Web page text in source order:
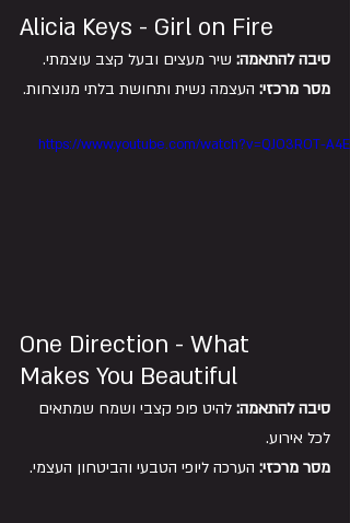
Alicia Keys - Girl on Fire
סיבה להתאמה: שיר מעצים ובעל קצב עוצמתי.
מסר מרכזי: העצמה נשית ותחושת בלתי מנוצחות.
https://www.youtube.com/watch?v=QJO3ROT-A4E
One Direction - What
Makes You Beautiful
סיבה להתאמה: להיט פופ קצבי ושמח שמתאים
לכל אירוע.
מסר מרכזי: הערכה ליופי הטבעי והביטחון העצמי.